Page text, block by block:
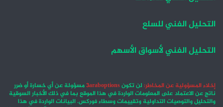
التحليل الفني للسلع
التحليل الفني لأسواق الأسهم
إخلاء المسؤولية عن المخاطر: لن تكون3araboptionsمسؤولة عن أي خسارة أو ضرر
ناتج عن الاعتماد على المعلومات الواردة في هذا الموقع بما في ذلك الأخبار السوقية
والتحليل والتوصيات التداولية وتقييمات وسطاء فوركس. البيانات الواردة في هذا